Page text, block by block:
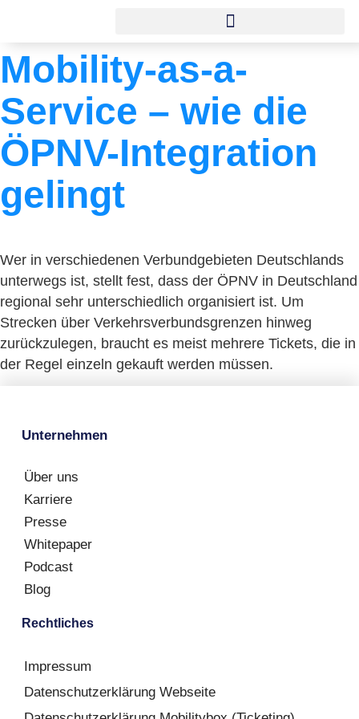
Mobility-as-a-
Service – wie die
ÖPNV-Integration
gelingt
Wer in verschiedenen Verbundgebieten Deutschlands
unterwegs ist, stellt fest, dass der ÖPNV in Deutschland
regional sehr unterschiedlich organisiert ist. Um
Strecken über Verkehrsverbundsgrenzen hinweg
zurückzulegen, braucht es meist mehrere Tickets, die in
der Regel einzeln gekauft werden müssen.
Unternehmen
Über uns
Karriere
Presse
Whitepaper
Podcast
Blog
Rechtliches
Impressum
Datenschutzerklärung Webseite